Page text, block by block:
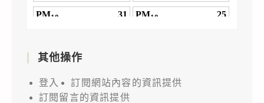
其他操作
登入
訂閱網站內容的資訊提供
訂閱留言的資訊提供